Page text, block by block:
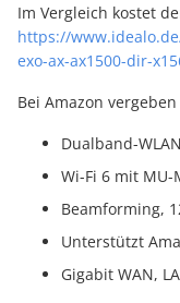
Im Vergleich kostet
https://
exo-ax-ax1500-dir-
Bei Amazon
Dualband-
Wi-Fi 6 mit MU-
Beamforming,
Unterstützt
Gigabit WAN,